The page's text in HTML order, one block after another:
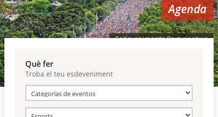
Comunicació ▼
València en esport ▼
Reserves
Agenda
Esdeveniments Participatius
Què fer
Troba el teu esdeveniment